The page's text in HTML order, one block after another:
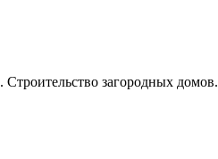
загородных домов.